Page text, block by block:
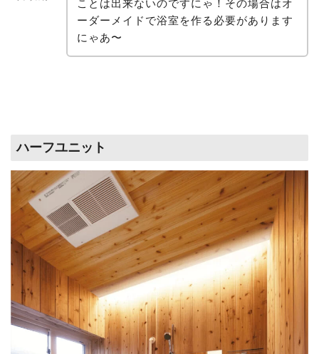
ことは出来ないのですにゃ！その場合はオ
ーダーメイドで浴室を作る必要があります
にゃあ〜
ハーフユニット